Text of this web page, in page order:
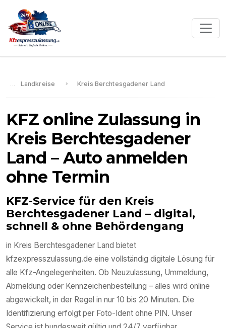
Landkreise Kreis Berchtesgadener Land
KFZ online Zulassung in
Kreis Berchtesgadener
Land – Auto anmelden
ohne Termin
KFZ-Service für den Kreis
Berchtesgadener Land – digital,
schnell & ohne Behördengang
in Kreis Berchtesgadener Land bietet
kfzexpresszulassung.de eine vollständig digitale Lösung für
alle Kfz-Angelegenheiten. Ob Neuzulassung, Ummeldung,
Abmeldung oder Kennzeichenbestellung – alles wird online
abgewickelt, in der Regel in nur 10 bis 20 Minuten. Die
Identifizierung erfolgt per Foto-Ident ohne PIN. Unser